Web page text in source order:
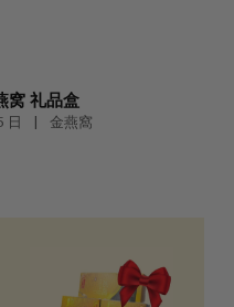
窝 礼品盒
日 金燕窩